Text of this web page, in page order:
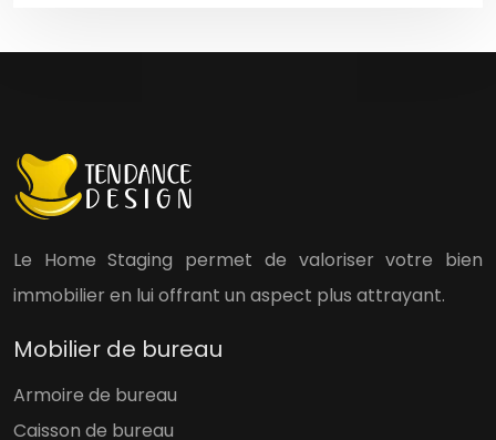
Le Home Staging permet de valoriser votre bien
immobilier en lui offrant un aspect plus attrayant.
Mobilier de bureau
Armoire de bureau
Caisson de bureau